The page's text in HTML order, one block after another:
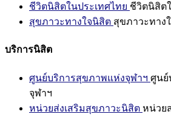
ชีวิตนิสิตในประเทศไทย ชีวิตนิสิต
สุขภาวะทางใจนิสิต สุขภาวะทาง
บริการนิสิต
ศูนย์บริการสุขภาพแห่งจุฬาฯ ศูนย์
จุฬาฯ
หน่วยส่งเสริมสุขภาวะนิสิต หน่วย